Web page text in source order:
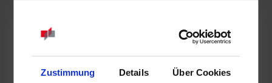
Zustimmung Details Über Cookies
Württembergische Versicherung AG
W&W-Platz 1